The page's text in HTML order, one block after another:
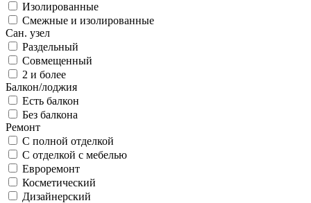
Изолированные
Смежные и изолированные
Сан. узел
Раздельный
Совмещенный
2 и более
Балкон/лоджия
Есть балкон
Без балкона
Ремонт
С полной отделкой
С отделкой с мебелью
Евроремонт
Косметический
Дизайнерский